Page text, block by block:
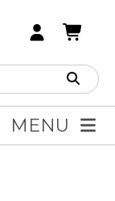
MENU